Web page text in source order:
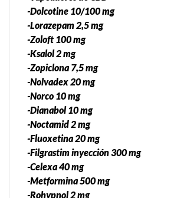
-Dolcotine 10/100 mg
-Lorazepam 2,5 mg
-Zoloft 100 mg
-Ksalol 2 mg
-Zopiclona 7,5 mg
-Nolvadex 20 mg
-Norco 10 mg
-Dianabol 10 mg
-Noctamid 2 mg
-Fluoxetina 20 mg
-Filgrastim inyección 300 mg
-Celexa 40 mg
-Metformina 500 mg
-Rohypnol 2 mg